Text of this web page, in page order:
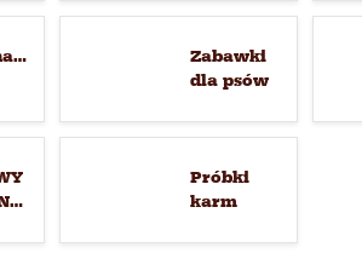
Zabawki
dla psów
PREZENTOWE
Próbki
karm